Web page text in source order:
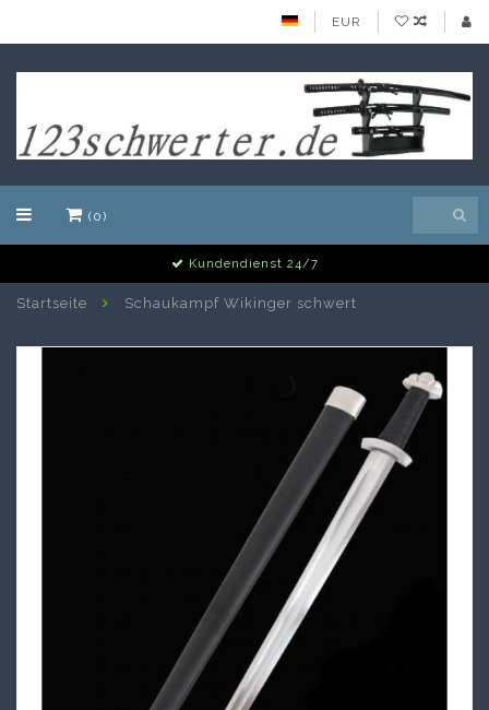
EUR
(0)
Kundendienst 24/7
Startseite Schaukampf Wikinger schwert